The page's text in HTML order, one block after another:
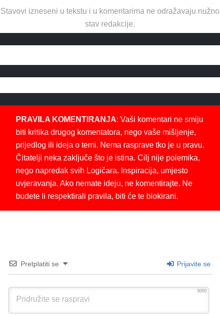
Stavovi izneseni u tekstu i u komentarima ne odražavaju nužno
stav redakcije.
PRAVILA KOMENTIRANJA: Vaši komentari ne smiju
biti kritika drugog komentatora, nego vaše mišljenje,
prijedlog ili ideja o temi. Nema rasprave tko je u pravu.
Čitatelji neka zaključe što je istina. Cilj nije polemika,
nego napredak svih Logičara. Inspiracija, umjesto
uvjeravanja. Ako nemate ideju, ne komentirajte. Ne
budete li respektirali pravila, biti će te blokirani.
Pretplatiti se Prijavite se
3000